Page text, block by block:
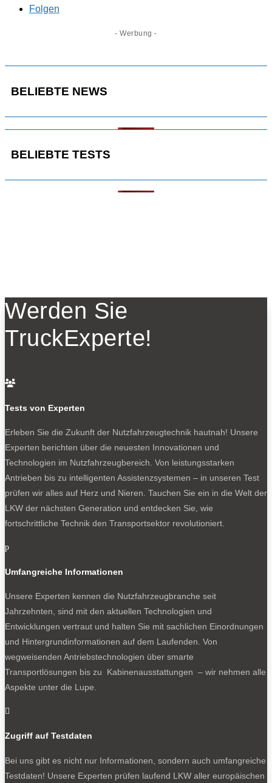
Folgen
- Werbung -
BELIEBTE NEWS
BELIEBTE TESTS
Werden Sie
TruckExperte!

Tests von Experten
Erleben Sie die Zukunft der Nutzfahrzeugtechnik hautnah! Unsere
Experten berichten über die neuesten Innovationen und
Technologien im Nutzfahrzeugbereich. Von leistungsstarken
Antrieben bis zu intelligenten Assistenzsystemen – in unseren Test
prüfen wir alles auf Herz und Nieren. Tauchen Sie ein in die Welt der
LKW der nächsten Generation und entdecken Sie, wie
fortschrittliche Technik den Transportsektor revolutioniert.
p
Umfangreiche Informationen
Unsere Experten kennen die Nutzfahrzeugbranche seit
Jahrzehnten, sind mit den aktuellen Technologien und
Entwicklungen vertraut und halten Sie mit sachlichen Einordnungen
und Hintergrundinformationen auf dem Laufenden. Von
wegweisenden Antriebstechnologien über smarte
Transportlösungen bis zu Kabinenausstattungen – wir nehmen alle
Aspekte unter die Lupe.

Zugriff auf Testdaten
Bei uns gibt es nicht nur Informationen, sondern auch umfangreiche
Testdaten! Unsere Experten prüfen laufend LKW aller europäischen